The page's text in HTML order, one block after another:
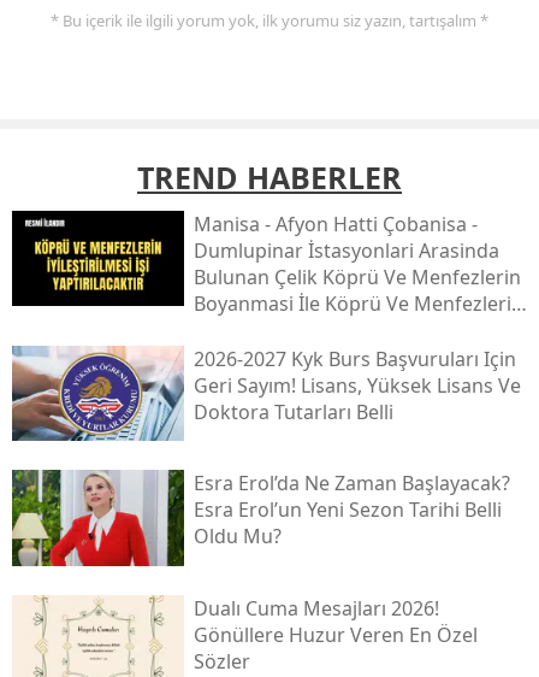
* Bu içerik ile ilgili yorum yok, ilk yorumu siz yazın, tartışalım *
TREND HABERLER
Mani̇sa - Afyon Hatti Çobani̇sa -
Dumlupinar İstasyonlari Arasinda
Bulunan Çeli̇k Köprü Ve Menfezleri̇n
Boyanmasi İle Köprü Ve Menfezleri̇n
2026-2027 Kyk Burs Başvuruları Için
Geri Sayım! Lisans, Yüksek Lisans Ve
Doktora Tutarları Belli
Esra Erol’da Ne Zaman Başlayacak?
Esra Erol’un Yeni Sezon Tarihi Belli
Oldu Mu?
Dualı Cuma Mesajları 2026!
Gönüllere Huzur Veren En Özel
Sözler